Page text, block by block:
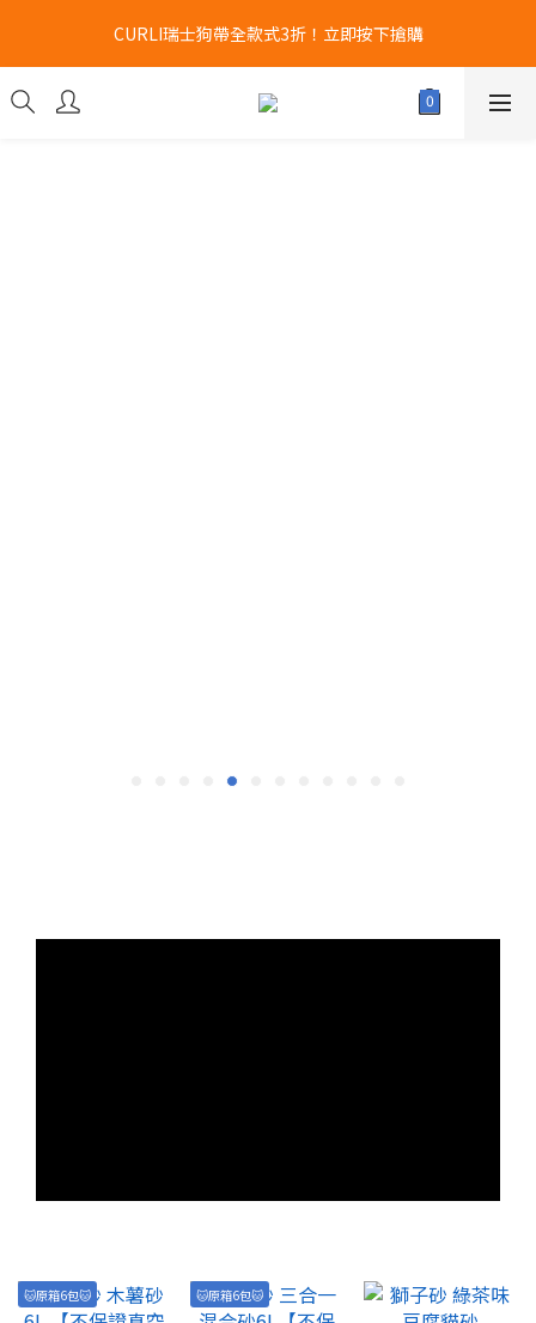
新品登場 獅子堂貓罐頭 $180 x 24罐！立即點擊火速搶購
CURLI瑞士狗帶全款式3折！立即按下搶購
凡購買Hill's 任何乾糧/濕糧6罐以上👉即送Hill's 食物碗 x 1個!! 𖤐
數量有限~送完即止!!
🐱原箱6包🐱 🐱原箱6包🐱